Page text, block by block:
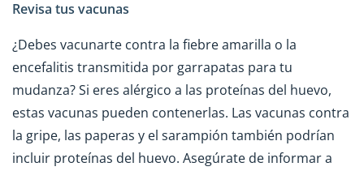
Revisa tus vacunas
¿Debes vacunarte contra la fiebre amarilla o la
encefalitis transmitida por garrapatas para tu
mudanza? Si eres alérgico a las proteínas del huevo,
estas vacunas pueden contenerlas. Las vacunas contra
la gripe, las paperas y el sarampión también podrían
incluir proteínas del huevo. Asegúrate de informar a